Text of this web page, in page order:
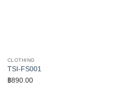
CLOTHING
TSI-FS001
฿890.00